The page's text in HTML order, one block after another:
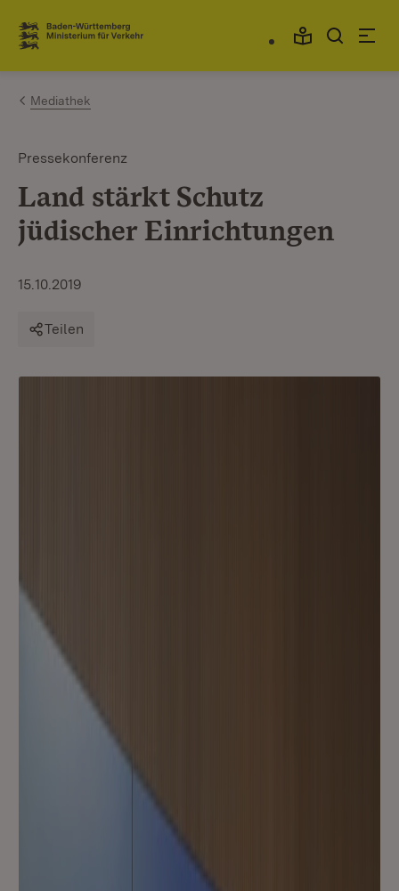
Zum Inhalt springen
Link zur Startseite
Mediathek
Pressekonferenz
Land stärkt Schutz
jüdischer Einrichtungen
15.10.2019
Teilen